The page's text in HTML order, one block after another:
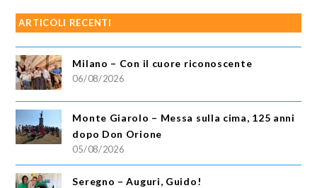
ARTICOLI RECENTI
Milano – Con il cuore riconoscente
06/08/2026
Monte Giarolo – Messa sulla cima, 125 anni
dopo Don Orione
05/08/2026
Seregno – Auguri, Guido!